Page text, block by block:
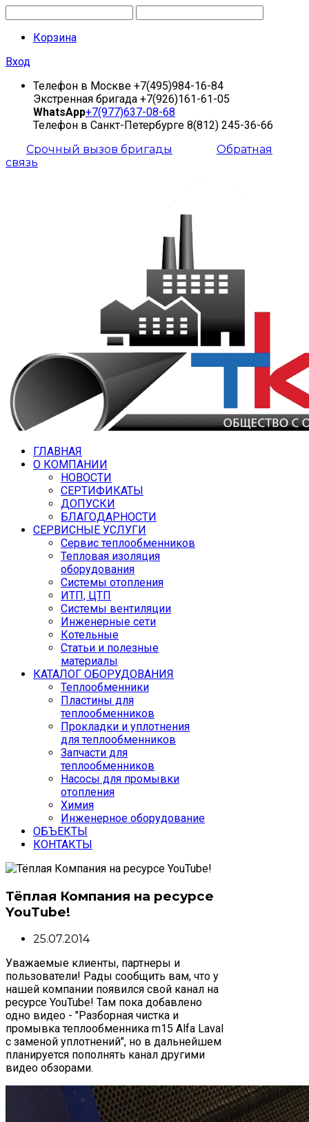
Корзина
Вход
Телефон в Москве +7(495)984-16-84
Экстренная бригада +7(926)161-61-05
WhatsApp+7(977)637-08-68
Телефон в Санкт-Петербурге 8(812) 245-36-66
Срочный вызов бригады
Обратная
связь
ГЛАВНАЯ
О КОМПАНИИ
НОВОСТИ
СЕРТИФИКАТЫ
ДОПУСКИ
БЛАГОДАРНОСТИ
СЕРВИСНЫЕ УСЛУГИ
Сервис теплообменников
Тепловая изоляция
оборудования
Системы отопления
ИТП, ЦТП
Системы вентиляции
Инженерные сети
Котельные
Статьи и полезные
материалы
КАТАЛОГ ОБОРУДОВАНИЯ
Теплообменники
Пластины для
теплообменников
Прокладки и уплотнения
для теплообменников
Запчасти для
теплообменников
Насосы для промывки
отопления
Химия
Инженерное оборудование
ОБЪЕКТЫ
КОНТАКТЫ
Тёплая Компания на ресурсе
YouTube!
25.07.2014
Уважаемые клиенты, партнеры и
пользователи! Рады сообщить вам, что у
нашей компании появился свой канал на
ресурсе YouTube! Там пока добавлено
одно видео - "Разборная чистка и
промывка теплообменника m15 Alfa Laval
с заменой уплотнений", но в дальнейшем
планируется пополнять канал другими
видео обзорами.